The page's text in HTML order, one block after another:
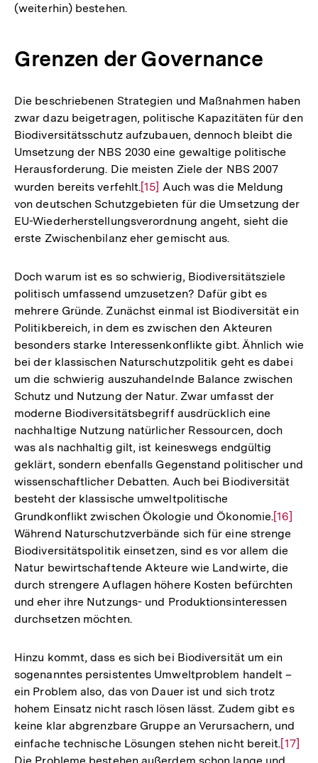
(weiterhin) bestehen.
Grenzen der Governance
Die beschriebenen Strategien und Maßnahmen haben
zwar dazu beigetragen, politische Kapazitäten für den
Biodiversitätsschutz aufzubauen, dennoch bleibt die
Umsetzung der NBS 2030 eine gewaltige politische
Herausforderung. Die meisten Ziele der NBS 2007
wurden bereits verfehlt.Zur
Auflösung
der
Fußnote
[15] Auch was die Meldung
von deutschen Schutzgebieten für die Umsetzung der
EU-Wiederherstellungsverordnung angeht, sieht die
erste Zwischenbilanz eher gemischt aus.
Doch warum ist es so schwierig, Biodiversitätsziele
politisch umfassend umzusetzen? Dafür gibt es
mehrere Gründe. Zunächst einmal ist Biodiversität ein
Politikbereich, in dem es zwischen den Akteuren
besonders starke Interessenkonflikte gibt. Ähnlich wie
bei der klassischen Naturschutzpolitik geht es dabei
um die schwierig auszuhandelnde Balance zwischen
Schutz und Nutzung der Natur. Zwar umfasst der
moderne Biodiversitätsbegriff ausdrücklich eine
nachhaltige Nutzung natürlicher Ressourcen, doch
was als nachhaltig gilt, ist keineswegs endgültig
geklärt, sondern ebenfalls Gegenstand politischer und
wissenschaftlicher Debatten. Auch bei Biodiversität
besteht der klassische umweltpolitische
Grundkonflikt zwischen Ökologie und Ökonomie.Zur
der
Fußnote
[16]
Während Naturschutzverbände sich für eine strenge
Biodiversitätspolitik einsetzen, sind es vor allem die
Natur bewirtschaftende Akteure wie Landwirte, die
durch strengere Auflagen höhere Kosten befürchten
und eher ihre Nutzungs- und Produktionsinteressen
durchsetzen möchten.
Hinzu kommt, dass es sich bei Biodiversität um ein
sogenanntes persistentes Umweltproblem handelt –
ein Problem also, das von Dauer ist und sich trotz
hohem Einsatz nicht rasch lösen lässt. Zudem gibt es
keine klar abgrenzbare Gruppe an Verursachern, und
einfache technische Lösungen stehen nicht bereit.Zur
[17]
Die Probleme bestehen außerdem schon lange und